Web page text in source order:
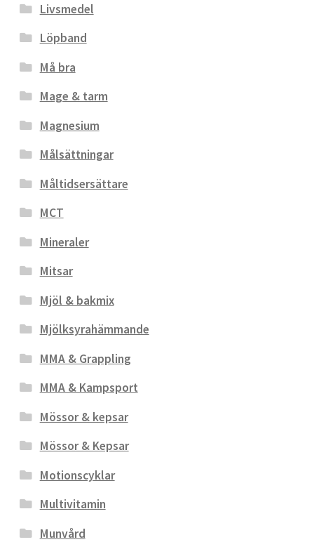
Livsmedel
Löpband
Må bra
Mage & tarm
Magnesium
Målsättningar
Måltidsersättare
MCT
Mineraler
Mitsar
Mjöl & bakmix
Mjölksyrahämmande
MMA & Grappling
MMA & Kampsport
Mössor & kepsar
Mössor & Kepsar
Motionscyklar
Multivitamin
Munvård